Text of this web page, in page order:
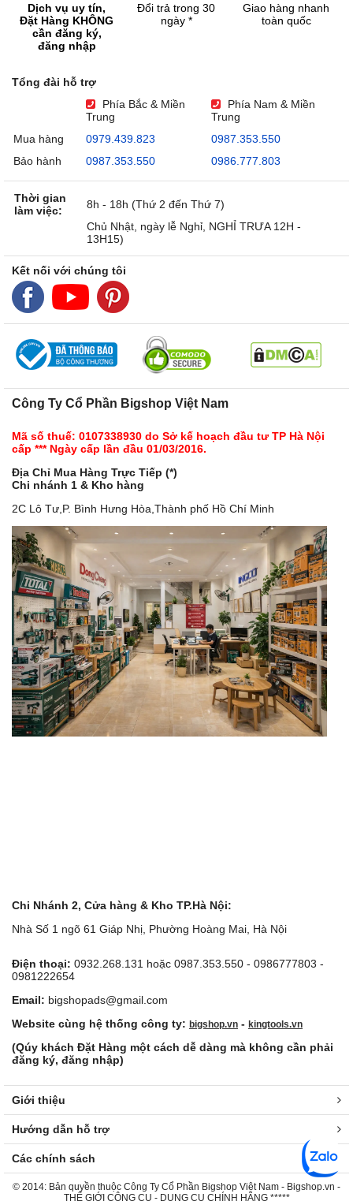
Dịch vụ uy tín,
Đặt Hàng KHÔNG
cần đăng ký,
đăng nhập
Đổi trả trong 30
ngày *
Giao hàng nhanh
toàn quốc
Tổng đài hỗ trợ
Phía Bắc & Miền
Trung
Phía Nam & Miền
Trung
Mua hàng
0979.439.823
0987.353.550
Bảo hành
0987.353.550 0986.777.803
Thời gian
làm việc:
8h - 18h (Thứ 2 đến Thứ 7)
Chủ Nhật, ngày lễ Nghỉ, NGHỈ TRƯA 12H -
13H15)
Kết nối với chúng tôi
Công Ty Cổ Phần Bigshop Việt Nam
Mã số thuế: 0107338930 do Sở kế hoạch đầu tư TP Hà Nội
cấp *** Ngày cấp lần đầu 01/03/2016.
Địa Chỉ Mua Hàng Trực Tiếp (*)
Chi nhánh 1 & Kho hàng
2C Lô Tư,P. Bình Hưng Hòa,Thành phố Hồ Chí Minh
Chi Nhánh 2, Cửa hàng & Kho TP.Hà Nội:
Nhà Số 1 ngõ 61 Giáp Nhị, Phường Hoàng Mai, Hà Nội
Điện thoại: 0932.268.131 hoặc 0987.353.550 - 0986777803 -
0981222654
Email: bigshopads@gmail.com
Website cùng hệ thống công ty: bigshop.vn - kingtools.vn
(Qúy khách Đặt Hàng một cách dễ dàng mà không cần phải
đăng ký, đăng nhập)
Giới thiệu
Hướng dẫn hỗ trợ
Các chính sách
© 2014: Bản quyền thuộc Công Ty Cổ Phần Bigshop Việt Nam - Bigshop.vn -
THẾ GIỚI CÔNG CỤ - DỤNG CỤ CHÍNH HÃNG *****